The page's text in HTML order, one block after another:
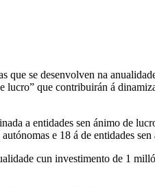
que se desenvolven na
lucro” que contribuirán á
a entidades sen ánimo de
e 18 á de entidades
cun investimento de 1